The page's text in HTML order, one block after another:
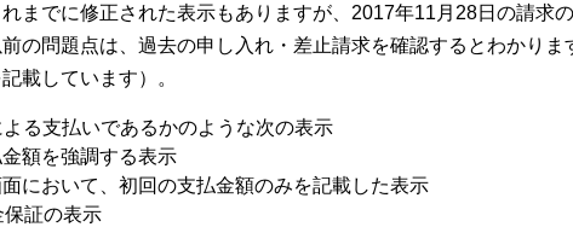
までに修正された表示もありますが、2017年11月28日の請求
の問題点は、過去の申し入れ・差止請求を確認するとわかりま
載しています）。
る支払いであるかのような次の表示
額を強調する表示
において、初回の支払金額のみを記載した表示
証の表示